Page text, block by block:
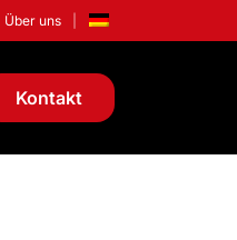
Über uns
Kontakt